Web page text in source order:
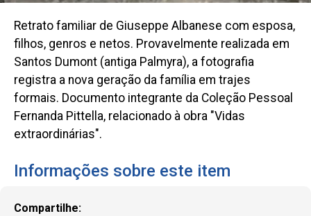
Retrato familiar de Giuseppe Albanese com esposa,
filhos, genros e netos. Provavelmente realizada em
Santos Dumont (antiga Palmyra), a fotografia
registra a nova geração da família em trajes
formais. Documento integrante da Coleção Pessoal
Fernanda Pittella, relacionado à obra "Vidas
extraordinárias".
Informações sobre este item
Compartilhe: